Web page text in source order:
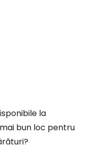
la
bun loc pentru